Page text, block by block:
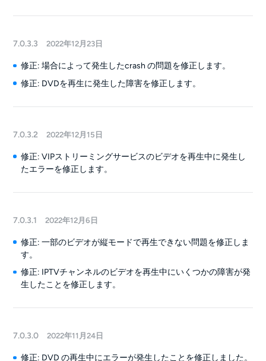
7.0.3.3 2022年12月23日
修正: 場合によって発生したcrash の問題を修正します。
修正: DVDを再生に発生した障害を修正します。
7.0.3.2 2022年12月15日
修正: VIPストリーミングサービスのビデオを再生中に発生し
たエラーを修正します。
7.0.3.1 2022年12月6日
修正: 一部のビデオが縦モードで再生できない問題を修正しま
す。
修正: IPTVチャンネルのビデオを再生中にいくつかの障害が発
生したことを修正します。
7.0.3.0 2022年11月24日
修正: DVD の再生中にエラーが発生したことを修正しました。